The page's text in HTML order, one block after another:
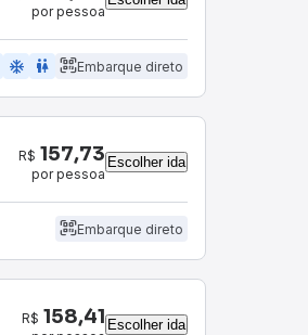
por pessoa
ac_unit wc Embarque direto
R$ 157,73
por pessoa
Escolher ida
Embarque direto
R$ 158,41 Escolher ida